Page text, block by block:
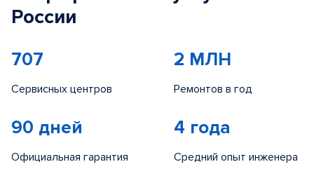
России
707
Сервисных центров
2 МЛН
Ремонтов в год
90 дней
Официальная гарантия
4 года
Средний опыт инженера